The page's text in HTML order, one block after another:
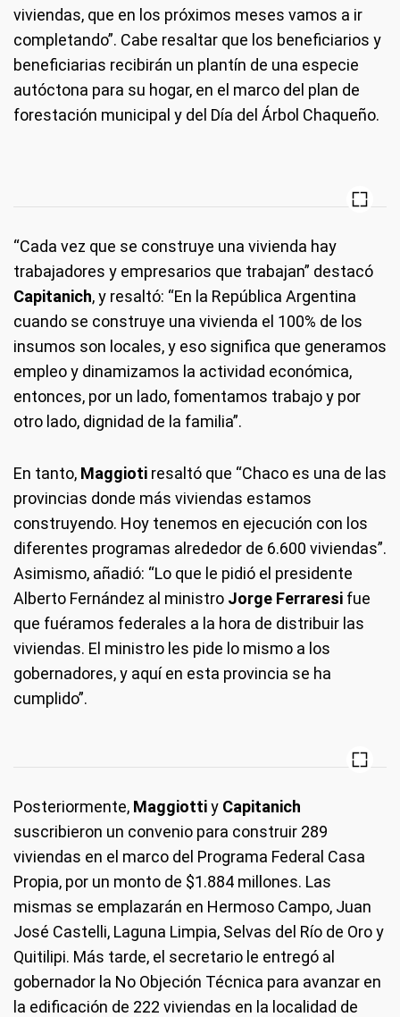
viviendas, que en los próximos meses vamos a ir
completando”. Cabe resaltar que los beneficiarios y
beneficiarias recibirán un plantín de una especie
autóctona para su hogar, en el marco del plan de
forestación municipal y del Día del Árbol Chaqueño.
“Cada vez que se construye una vivienda hay
trabajadores y empresarios que trabajan” destacó
Capitanich, y resaltó: “En la República Argentina
cuando se construye una vivienda el 100% de los
insumos son locales, y eso significa que generamos
empleo y dinamizamos la actividad económica,
entonces, por un lado, fomentamos trabajo y por
otro lado, dignidad de la familia”.
En tanto, Maggioti resaltó que “Chaco es una de las
provincias donde más viviendas estamos
construyendo. Hoy tenemos en ejecución con los
diferentes programas alrededor de 6.600 viviendas”.
Asimismo, añadió: “Lo que le pidió el presidente
Alberto Fernández al ministro Jorge Ferraresi fue
que fuéramos federales a la hora de distribuir las
viviendas. El ministro les pide lo mismo a los
gobernadores, y aquí en esta provincia se ha
cumplido”.
Posteriormente, Maggiottiy Capitanich
suscribieron un convenio para construir 289
viviendas en el marco del Programa Federal Casa
Propia, por un monto de $1.884 millones. Las
mismas se emplazarán en Hermoso Campo, Juan
José Castelli, Laguna Limpia, Selvas del Río de Oro y
Quitilipi. Más tarde, el secretario le entregó al
gobernador la No Objeción Técnica para avanzar en
la edificación de 222 viviendas en la localidad de